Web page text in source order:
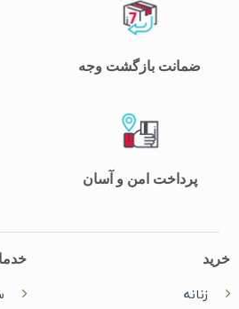
ضمانت بازگشت وجه
پرداخت امن و آسان
خرید
زنانه